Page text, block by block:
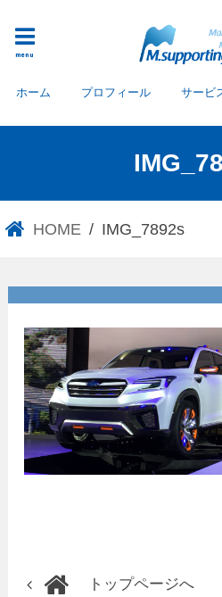
menu
ホーム プロフィール サービ
HOME IMG_7892s
トップページへ